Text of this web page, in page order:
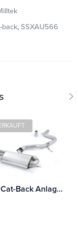
back, SSXAU566
Milltek Cat-Back Anlage Audi A3 2.0T FSI 2WD 3-Türer